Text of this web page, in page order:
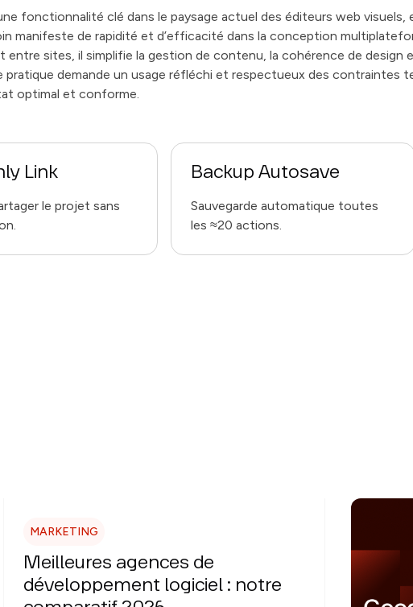
fonctionnalité clé dans le paysage actuel des éditeurs web visuels,
manifeste de rapidité et d’efficacité dans la conception
sites, il simplifie la gestion de contenu, la cohérence de design
demande un usage réfléchi et respectueux des contraintes
optimal et conforme.
Link
le projet sans
Backup Autosave
Sauvegarde automatique toutes
les ≈20 actions.
MARKETING
Meilleures agences de
développement logiciel : notre